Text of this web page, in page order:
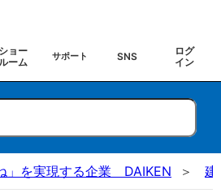
ショー
ーム
サポート SNS
ログ
イン
」を実現する企業 DAIKEN 建